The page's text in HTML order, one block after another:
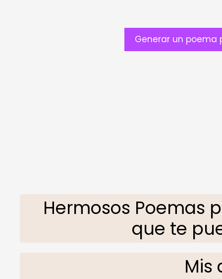
Generar un poema
Hermosos Poemas
que te
Mis